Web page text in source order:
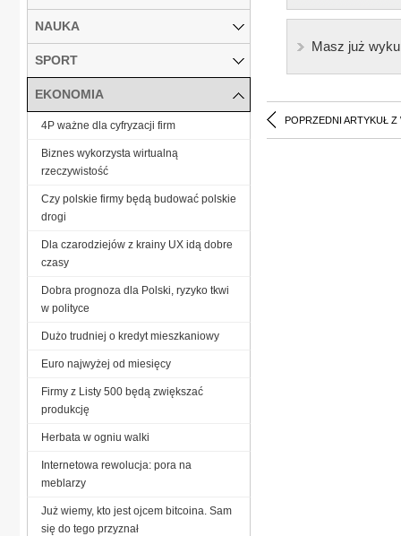
Masz już
POPRZEDNI ARTYKUŁ Z
NAUKA
SPORT
EKONOMIA
4P ważne dla cyfryzacji firm
Biznes wykorzysta wirtualną
rzeczywistość
Czy polskie firmy będą budować polskie
drogi
Dla czarodziejów z krainy UX idą dobre
czasy
Dobra prognoza dla Polski, ryzyko tkwi
w polityce
Dużo trudniej o kredyt mieszkaniowy
Euro najwyżej od miesięcy
Firmy z Listy 500 będą zwiększać
produkcję
Herbata w ogniu walki
Internetowa rewolucja: pora na
meblarzy
Już wiemy, kto jest ojcem bitcoina. Sam
się do tego przyznał